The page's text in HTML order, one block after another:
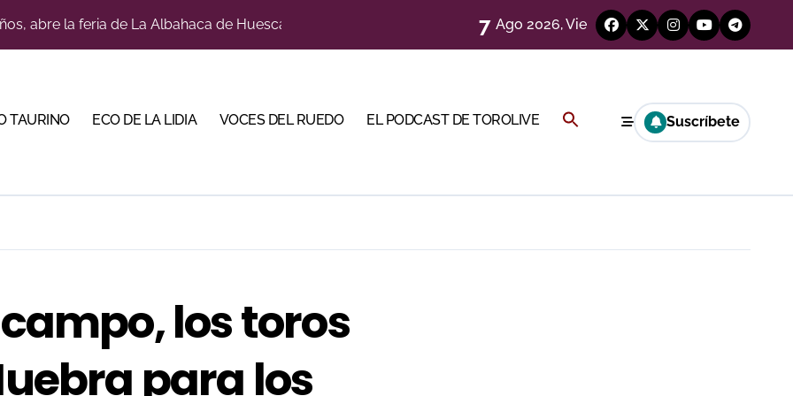
abre la feria de La Albahaca de Huesca
por los jóvenes con entradas desde un euro
sobresale en una noche gris en Las Ventas
Martín para su regreso a Huesca trece años después (Imágenes)
la corrida de seis rejoneadores en El Puerto de Santa María esta noche
7 Ago 2026, Vie
TAURINO ECO DE LA LIDIA VOCES DEL RUEDO EL PODCAST DE TOROLIVE Buscar: Suscríbete
los toros
para los